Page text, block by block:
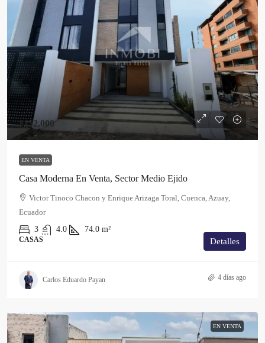
$152,000
EN VENTA
Casa Moderna En Venta, Sector Medio Ejido
Victor Tinoco Chacon y Enrique Arizaga Toral, Cuenca, Azuay,
Ecuador
3
4.0 74.0 m²
CASAS Detalles
Carlos Eduardo Payan 4 días ago
EN VENTA